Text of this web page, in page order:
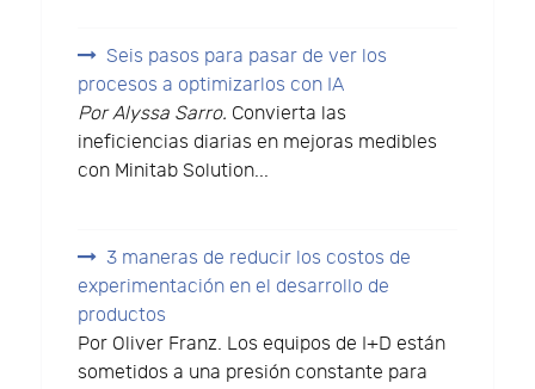
Seis pasos para pasar de ver los
procesos a optimizarlos con IA
Por Alyssa Sarro. Convierta las
ineficiencias diarias en mejoras medibles
con Minitab Solution...
3 maneras de reducir los costos de
experimentación en el desarrollo de
productos
Por Oliver Franz. Los equipos de I+D están
sometidos a una presión constante para